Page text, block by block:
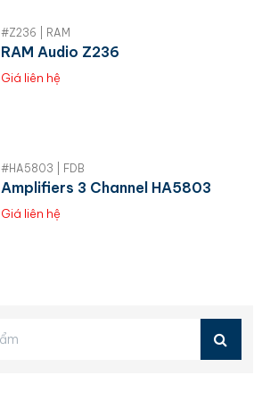
#Z236 | RAM
RAM Audio Z236
Giá liên hệ
#HA5803 | FDB
Amplifiers 3 Channel HA5803
Giá liên hệ